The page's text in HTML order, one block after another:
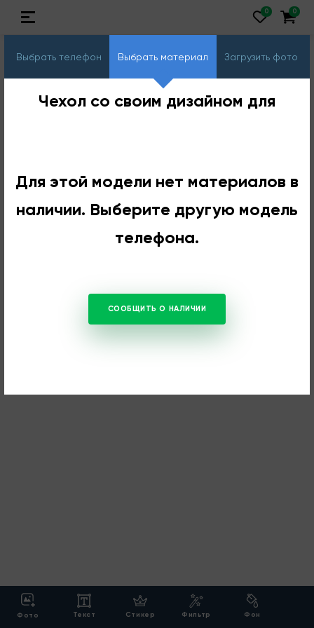
Выбрать телефон Выбрать материал Загрузить фото
Чехол со своим дизайном для
Для этой модели нет материалов в
наличии. Выберите другую модель
телефона.
СООБЩИТЬ О НАЛИЧИИ
Фото Текст Стикер Фильтр Фон